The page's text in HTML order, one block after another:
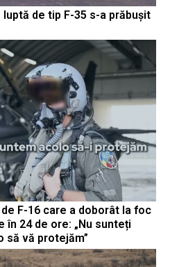
luptă de tip F-35 s-a prăbușit
F-16 care a doborât la foc
în 24 de ore: „Nu sunteți
să vă protejăm”